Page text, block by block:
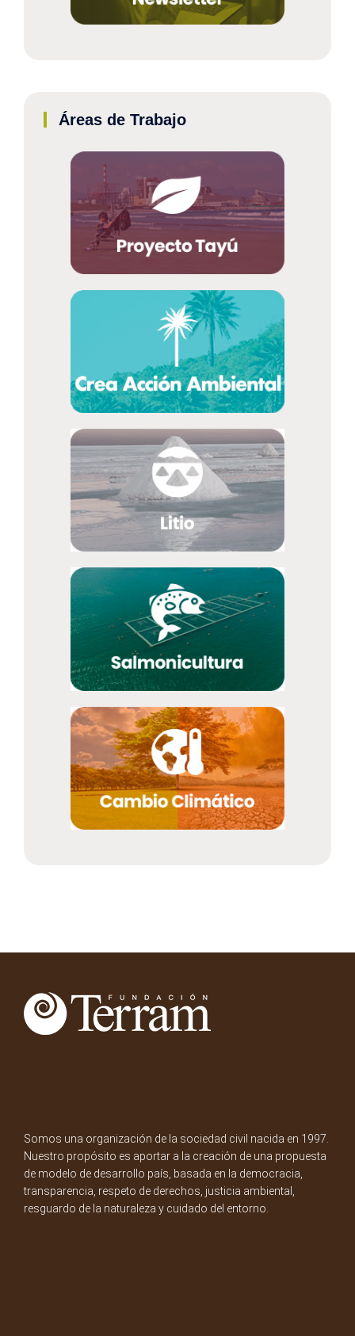
Áreas de Trabajo
Somos una organización de la sociedad civil nacida en 1997.
Nuestro propósito es aportar a la creación de una propuesta
de modelo de desarrollo país, basada en la democracia,
transparencia, respeto de derechos, justicia ambiental,
resguardo de la naturaleza y cuidado del entorno.